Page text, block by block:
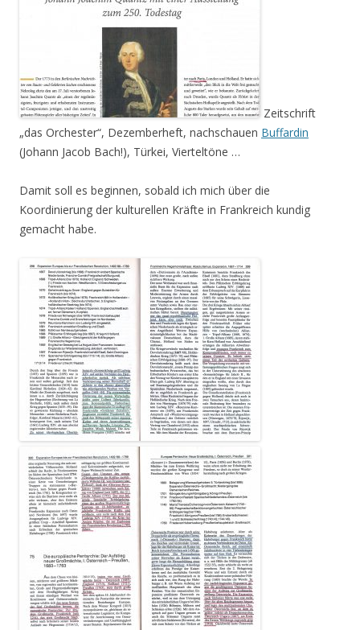
Zeitschrift
„das Orchester“, Dezemberheft, nachschauen Buffardin
(Johann Jacob Bach!), Türkei, Vierteltöne …
Damit soll es beginnen, sobald ich mich über die
Koordinierung der kulturellen Kräfte in Frankreich kundig
gemacht habe.